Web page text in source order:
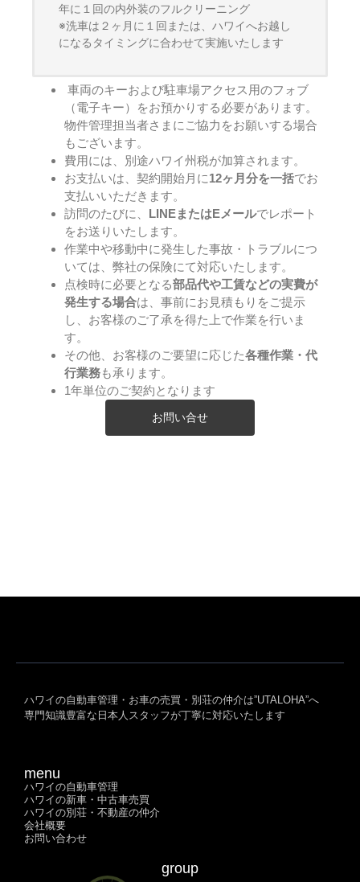
年に１回の内外装のフルクリーニング
※洗車は２ヶ月に１回または、ハワイへお越し
になるタイミングに合わせて実施いたします
車両のキーおよび駐車場アクセス用のフォブ
（電子キー）をお預かりする必要があります。
物件管理担当者さまにご協力をお願いする場合
もございます。
費用には、別途ハワイ州税が加算されます。
お支払いは、契約開始月に12ヶ月分を一括でお
支払いいただきます。
訪問のたびに、 LINEまたはEメールでレポート
をお送りいたします。
作業中や移動中に発生した事故・トラブルにつ
いては、弊社の保険にて対応いたします。
点検時に必要となる部品代や工賃などの実費が
発生する場合は、事前にお見積もりをご提示
し、お客様のご了承を得た上で作業を行いま
す。
その他、お客様のご要望に応じた各種作業・代
行業務も承ります。
1年単位のご契約となります
お問い合せ
ハワイの自動車管理・お車の売買・別荘の仲介は”UTALOHA”へ
専門知識豊富な日本人スタッフが丁寧に対応いたします
menu
ハワイの自動車管理​
ハワイの新車・中古車売買​
ハワイの別荘・不動産の仲介
会社概要
お問い合わせ
group